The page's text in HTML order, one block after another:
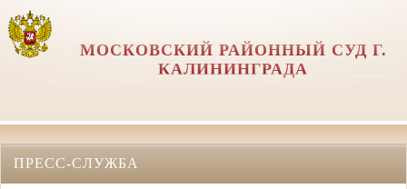
МОСКОВСКИЙ РАЙОННЫЙ СУД Г.
КАЛИНИНГРАДА
ПРЕСС-СЛУЖБА